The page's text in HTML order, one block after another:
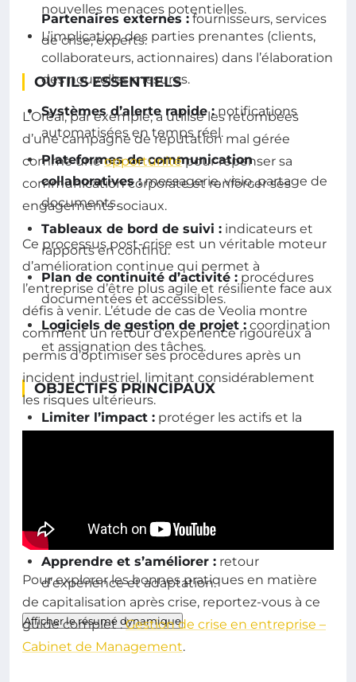
Partenaires externes : fournisseurs, services
de crise, experts.
OUTILS ESSENTIELS
Systèmes d’alerte rapide :notifications
automatisées en temps réel.
Plateformes de communication
collaboratives :messagerie, visio, partage de
documents.
Tableaux de bord de suivi : indicateurs et
rapports en continu.
Plan de continuité d’activité : procédures
documentées et accessibles.
Logiciels de gestion de projet : coordination
et assignation des tâches.
OBJECTIFS PRINCIPAUX
Limiter l’impact : protéger les actifs et la
opérations malgré la crise.
Apprendre et s’améliorer : retour
d’expérience et adaptation.
Afficher le résumé dynamique
nouvelles menaces potentielles.
L’implication des parties prenantes (clients,
collaborateurs, actionnaires) dans l’élaboration
des nouvelles mesures.
L’Oréal, par exemple, a utilisé les retombées
d’une campagne de réputation mal gérée
comme uneopportunitépour repenser sa
communication corporate et renforcer ses
engagements sociaux.
Ce processus post-crise est un véritable moteur
d’amélioration continue qui permet à
l’entreprise d’être plus agile et résiliente face aux
défis à venir. L’étude de cas de Veolia montre
comment un retour d’expérience rigoureux a
permis d’optimiser ses procédures après un
incident industriel, limitant considérablement
les risques ultérieurs.
Pour explorer les bonnes pratiques en matière
de capitalisation après crise, reportez-vous à ce
guide complet :Gestion de crise en entreprise –
Cabinet de Management.